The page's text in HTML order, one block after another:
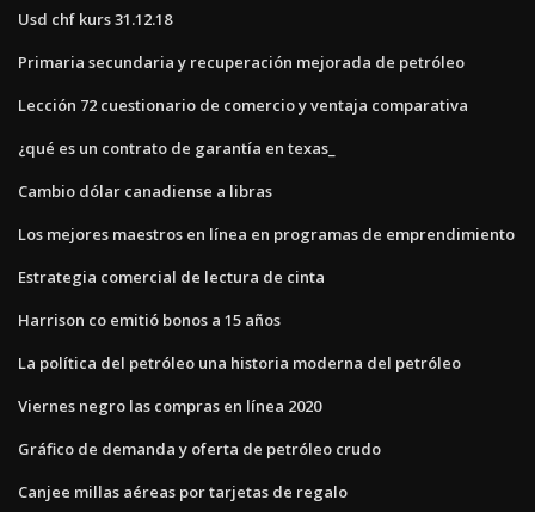
Usd chf kurs 31.12.18
Primaria secundaria y recuperación mejorada de petróleo
Lección 72 cuestionario de comercio y ventaja comparativa
¿qué es un contrato de garantía en texas_
Cambio dólar canadiense a libras
Los mejores maestros en línea en programas de emprendimiento
Estrategia comercial de lectura de cinta
Harrison co emitió bonos a 15 años
La política del petróleo una historia moderna del petróleo
Viernes negro las compras en línea 2020
Gráfico de demanda y oferta de petróleo crudo
Canjee millas aéreas por tarjetas de regalo